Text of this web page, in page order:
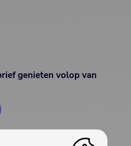
genieten volop van